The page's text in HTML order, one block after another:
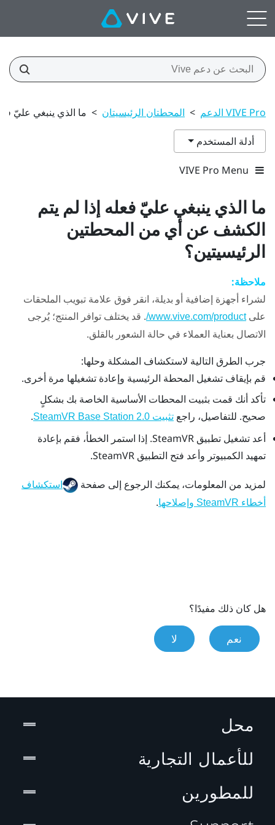
VIVE Pro الدعم > المحطتان الرئيسيتان > ما الذي ينبغي عليّ
أدلة المستخدم
VIVE Pro Menu
ما الذي ينبغي عليّ فعله إذا لم يتم
الكشف عن أي من المحطتين
الرئيسيتين؟
ملاحظة:
لشراء أجهزة إضافية أو بديلة، انقر فوق علامة تبويب الملحقات
علىwww.vive.com/product/ . قد يختلف توافر المنتج؛ يُرجى
الاتصال بعناية العملاء في حالة الشعور بالقلق.
جرب الطرق التالية لاستكشاف المشكلة وحلها:
قم بإيقاف تشغيل المحطة الرئيسية وإعادة تشغيلها مرة أخرى.
تأكد أنك قمت بثبيت المحطات الأساسية الخاصة بك بشكلٍ
صحيح. للتفاصيل، راجع تثبيت SteamVR Base Station 2.0
.
أعد تشغيل تطبيق SteamVR. إذا استمر الخطأ، فقم بإعادة
تمهيد الكمبيوتر وأعد فتح التطبيق SteamVR
.
لمزيد من المعلومات، يمكنك الرجوع إلى صفحة
استكشاف
أخطاء SteamVR وإصلاحها
.
هل كان ذلك مفيدًا؟
نعم لا
محل
للأعمال التجارية
للمطورين